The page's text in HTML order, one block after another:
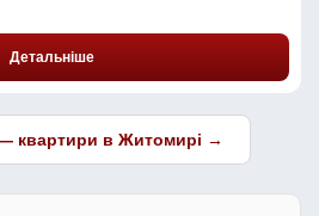
Детальніше
квартири в Житомирі →